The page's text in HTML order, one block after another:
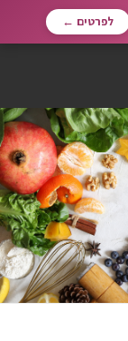
לפרטים ←